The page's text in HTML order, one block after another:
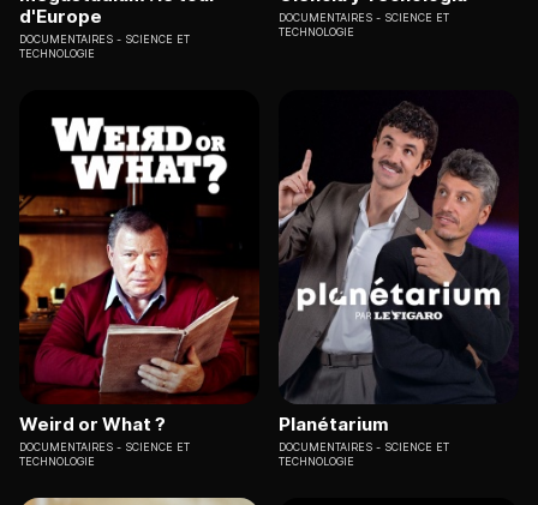
d'Europe
DOCUMENTAIRES
SCIENCE ET
TECHNOLOGIE
DOCUMENTAIRES
SCIENCE ET
TECHNOLOGIE
Weird or What ?
DOCUMENTAIRES
SCIENCE ET
TECHNOLOGIE
Planétarium
DOCUMENTAIRES
SCIENCE ET
TECHNOLOGIE